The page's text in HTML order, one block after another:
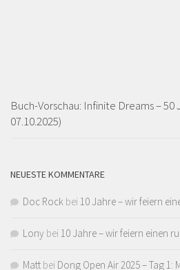
Buch-Vorschau: Infinite Dreams – 50
07.10.2025)
NEUESTE KOMMENTARE
Doc Rock bei 10 Jahre – wir feiern
Lony bei 10 Jahre – wir feiern einen
Matt bei Dong Open Air 2025 – Tag 1: